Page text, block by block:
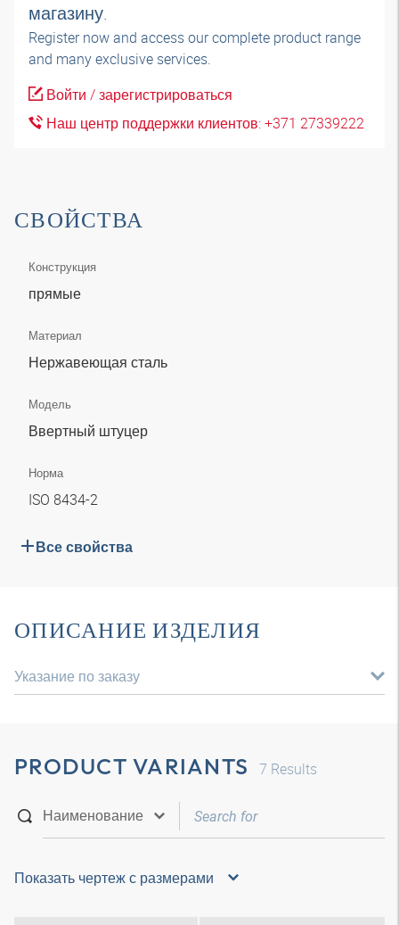
магазину.
Register now and access our complete product range
and many exclusive services.
Войти / зарегистрироваться
Наш центр поддержки клиентов: +371 27339222
СВОЙСТВА
Конструкция
прямые
Материал
Нержавеющая сталь
Модель
Ввертный штуцер
Норма
ISO 8434-2
Все свойства
ОПИСАНИЕ ИЗДЕЛИЯ
Указание по заказу
PRODUCT VARIANTS 7 Results
Показать чертеж с размерами